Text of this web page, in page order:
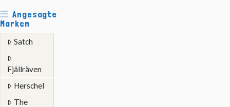
Angesagte
Marken
Satch
Fjällräven
Herschel
The